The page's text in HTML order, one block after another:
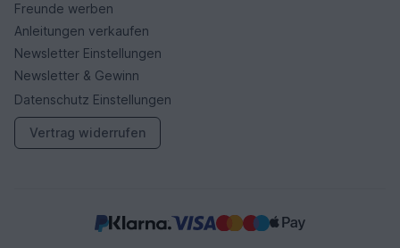
Freunde werben
Anleitungen verkaufen
Newsletter Einstellungen
Newsletter & Gewinn
Datenschutz Einstellungen
Vertrag widerrufen